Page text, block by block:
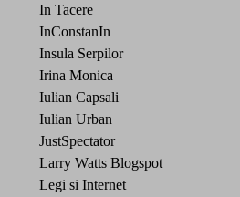
In Tacere
InConstanIn
Insula Serpilor
Irina Monica
Iulian Capsali
Iulian Urban
JustSpectator
Larry Watts Blogspot
Legi si Internet